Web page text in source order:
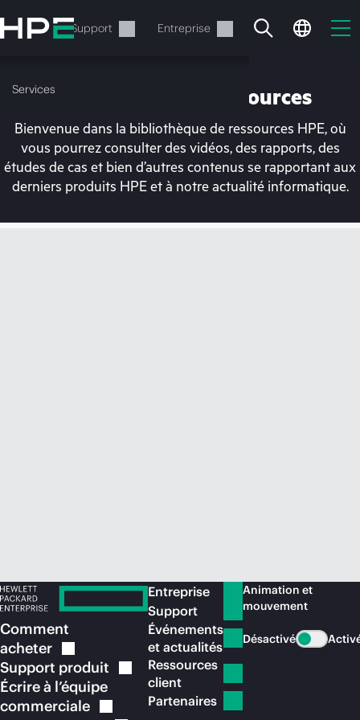
au
contenu
Services Support Entreprise
Services
Votre panier est
Bibliothèque de ressources
Bienvenue dans la bibliothèque de ressources HPE, où
vous pourrez consulter des vidéos, des rapports, des
études de cas et bien d’autres contenus se rapportant aux
derniers produits HPE et à notre actualité informatique.
Comment
acheter
Support produit
Écrire à l’équipe
commerciale
Entreprise
Support
Événements
et actualités
Ressources
client
Partenaires
Animation et
mouvement
Désactivé